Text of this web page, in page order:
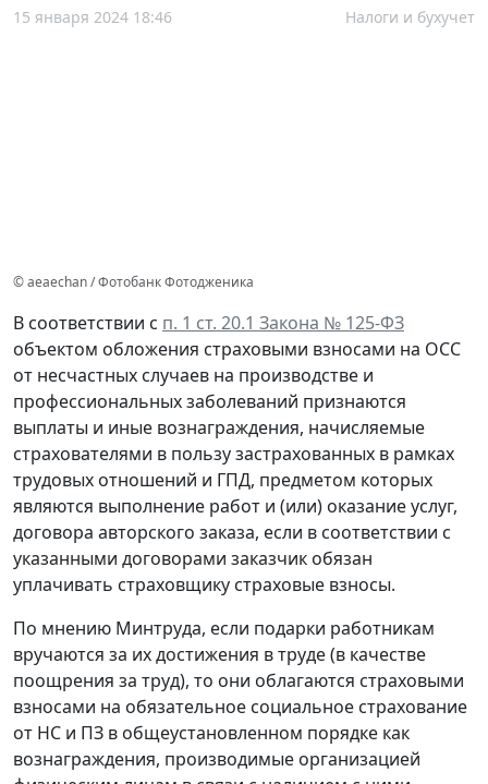
15 января 2024 18:46 Налоги и бухучет
© aeaechan / Фотобанк Фотодженика
В соответствии с п. 1 ст. 20.1 Закона № 125-ФЗ
объектом обложения страховыми взносами на ОСС
от несчастных случаев на производстве и
профессиональных заболеваний признаются
выплаты и иные вознаграждения, начисляемые
страхователями в пользу застрахованных в рамках
трудовых отношений и ГПД, предметом которых
являются выполнение работ и (или) оказание услуг,
договора авторского заказа, если в соответствии с
указанными договорами заказчик обязан
уплачивать страховщику страховые взносы.
По мнению Минтруда, если подарки работникам
вручаются за их достижения в труде (в качестве
поощрения за труд), то они облагаются страховыми
взносами на обязательное социальное страхование
от НС и ПЗ в общеустановленном порядке как
вознаграждения, производимые организацией